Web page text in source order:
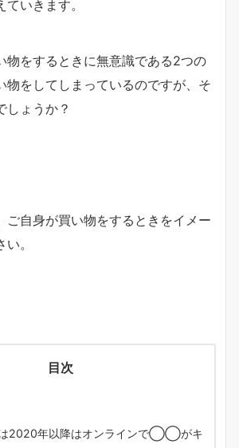
いきます。
物をするときに無意識である2つの
物をしてしまっているのですが、そ
しょうか？
ご自身が買い物をするときをイメー
。
目次
は2020年以降はオンラインで◯◯がキ